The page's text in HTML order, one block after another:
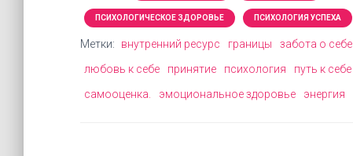
ПСИХОЛОГИЧЕСКОЕ ЗДОРОВЬЕ ПСИХОЛОГИЯ УСПЕХА
Метки: внутренний ресурс границы
забота о себе
любовь к себе
принятие психология
путь к себе
самооценка.
эмоциональное здоровье энергия